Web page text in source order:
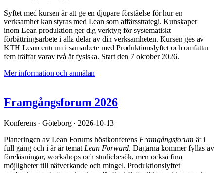
Syftet med kursen är att ge en djupare förståelse för hur en
verksamhet kan styras med Lean som affärsstrategi. Kunskaper
inom Lean produktion ger dig verktyg för systematiskt
förbättringsarbete i alla delar av din verksamheten. Kursen ges av
KTH Leancentrum i samarbete med Produktionslyftet och omfattar
fem träffar varav två är fysiska. Start den 7 oktober 2026.
Mer information och anmälan
Framgångsforum 2026
Konferens · Göteborg · 2026-10-13
Planeringen av Lean Forums höstkonferens Framgångsforum är i
full gång och i år är temat Lean Forward. Dagarna kommer fyllas av
föreläsningar, workshops och studiebesök, men också fina
möjligheter till nätverkande och mingel. Produktionslyftet